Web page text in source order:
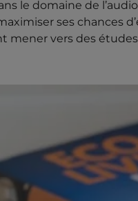
le domaine de
ses chances
vers des